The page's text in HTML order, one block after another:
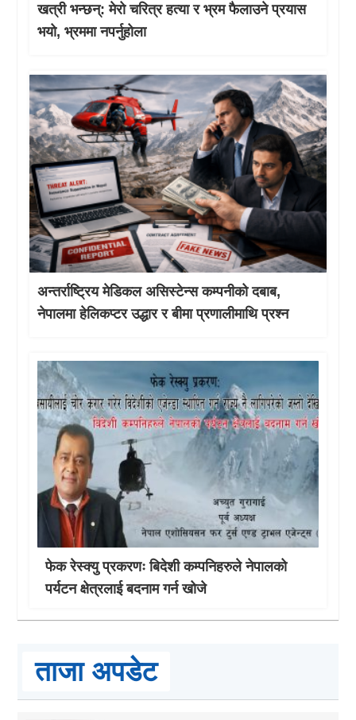
खत्री भन्छन्: मेरो चरित्र हत्या र भ्रम फैलाउने प्रयास
भयो, भ्रममा नपर्नुहोला
अन्तर्राष्ट्रिय मेडिकल असिस्टेन्स कम्पनीको दबाब,
नेपालमा हेलिकप्टर उद्धार र बीमा प्रणालीमाथि प्रश्न
फेक रेस्क्यु प्रकरणः बिदेशी कम्पनिहरुले नेपालको
पर्यटन क्षेत्रलाई बदनाम गर्न खोजे
ताजा अपडेट